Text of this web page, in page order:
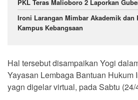
PKL Teras Malioboro 2 Laporkan
Ironi Larangan Mimbar Akademik dan
Kampus Kebangsaan
Hal tersebut disampaikan Yogi
Yayasan Lembaga Bantuan Hukum
yagn digelar virtual, pada Sabtu (24/